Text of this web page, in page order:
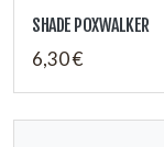
SHADE POXWALKER
6,30 €